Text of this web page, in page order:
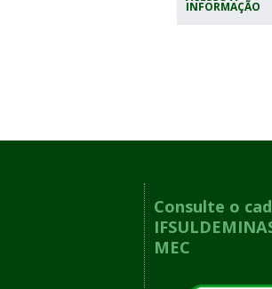
INFORMAÇÃO
Consulte o
MEC